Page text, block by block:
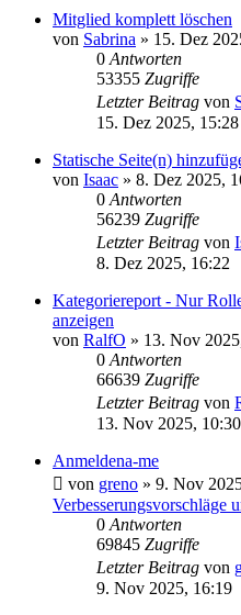
Mitglied komplett löschen
von Sabrina » 15. Dez
0 Antworten
53355 Zugriffe
Letzter Beitrag von
15. Dez 2025, 15:28
Statische Seite(n)
von Isaac » 8. Dez 2025,
0 Antworten
56239 Zugriffe
Letzter Beitrag von
8. Dez 2025, 16:22
Kategoriereport - Nur
anzeigen
von RalfO » 13. Nov
0 Antworten
66639 Zugriffe
Letzter Beitrag von
13. Nov 2025, 10:30
Anmeldena-me
von greno » 9. Nov
Verbesserungsvorschläge
0 Antworten
69845 Zugriffe
Letzter Beitrag von
9. Nov 2025, 16:19